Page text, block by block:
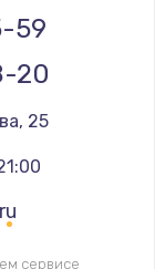
влаги
приставки
59
20
25
сервисе